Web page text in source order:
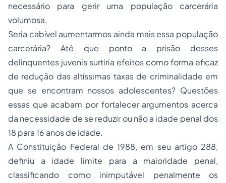
necessário para gerir uma população carcerária
volumosa.
Seria cabível aumentarmos ainda mais essa população
carcerária? Até que ponto a prisão desses
delinquentes juvenis surtiria efeitos como forma eficaz
de redução das altíssimas taxas de criminalidade em
que se encontram nossos adolescentes? Questões
essas que acabam por fortalecer argumentos acerca
da necessidade de se reduzir ou não a idade penal dos
18 para 16 anos de idade.
A Constituição Federal de 1988, em seu artigo 288,
definiu a idade limite para a maioridade penal,
classificando como inimputável penalmente os